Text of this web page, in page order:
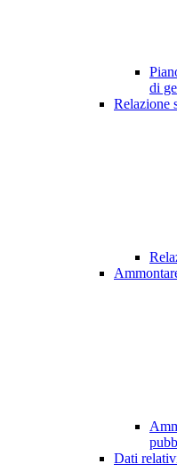
di
Relazione
Dati